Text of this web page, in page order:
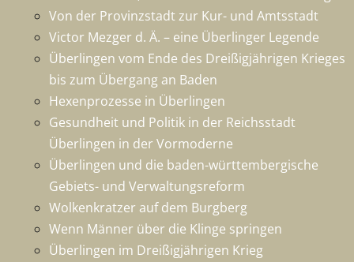
Von der Provinzstadt zur Kur- und Amtsstadt
Victor Mezger d. Ä. – eine Überlinger Legende
Überlingen vom Ende des Dreißigjährigen Krieges
bis zum Übergang an Baden
Hexenprozesse in Überlingen
Gesundheit und Politik in der Reichsstadt
Überlingen in der Vormoderne
Überlingen und die baden-württembergische
Gebiets- und Verwaltungsreform
Wolkenkratzer auf dem Burgberg
Wenn Männer über die Klinge springen
Überlingen im Dreißigjährigen Krieg